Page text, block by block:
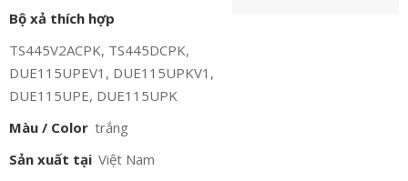
Bộ xả thích hợp
TS445V2ACPK, TS445DCPK,
DUE115UPEV1, DUE115UPKV1,
DUE115UPE, DUE115UPK
Màu / Color trắng
Sản xuất tại Việt Nam